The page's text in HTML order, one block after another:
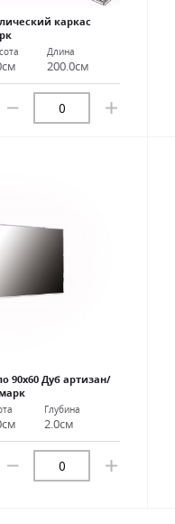
каркас
Длина
200.0см
90х60 Дуб артизан/
Глубина
2.0см